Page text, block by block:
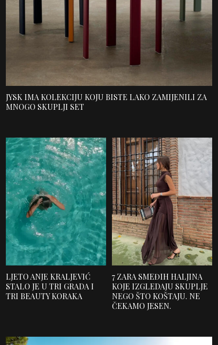
JYSK IMA KOLEKCIJU KOJU BISTE LAKO ZAMIJENILI ZA
MNOGO SKUPLJI SET
LJETO ANJE KRALJEVIĆ
STALO JE U TRI GRADA I
TRI BEAUTY KORAKA
7 ZARA SMEĐIH HALJINA
KOJE IZGLEDAJU SKUPLJE
NEGO ŠTO KOŠTAJU. NE
ČEKAMO JESEN.